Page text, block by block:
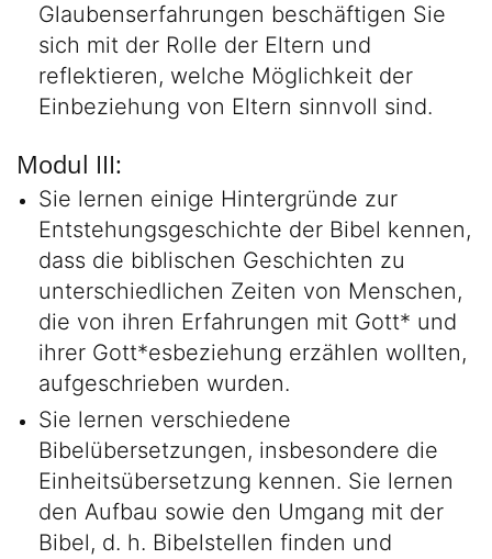
Glaubenserfahrungen beschäftigen Sie
sich mit der Rolle der Eltern und
reflektieren, welche Möglichkeit der
Einbeziehung von Eltern sinnvoll sind.
Modul III:
Sie lernen einige Hintergründe zur
Entstehungsgeschichte der Bibel kennen,
dass die biblischen Geschichten zu
unterschiedlichen Zeiten von Menschen,
die von ihren Erfahrungen mit Gott* und
ihrer Gott*esbeziehung erzählen wollten,
aufgeschrieben wurden.
Sie lernen verschiedene
Bibelübersetzungen, insbesondere die
Einheitsübersetzung kennen. Sie lernen
den Aufbau sowie den Umgang mit der
Bibel, d. h. Bibelstellen finden und